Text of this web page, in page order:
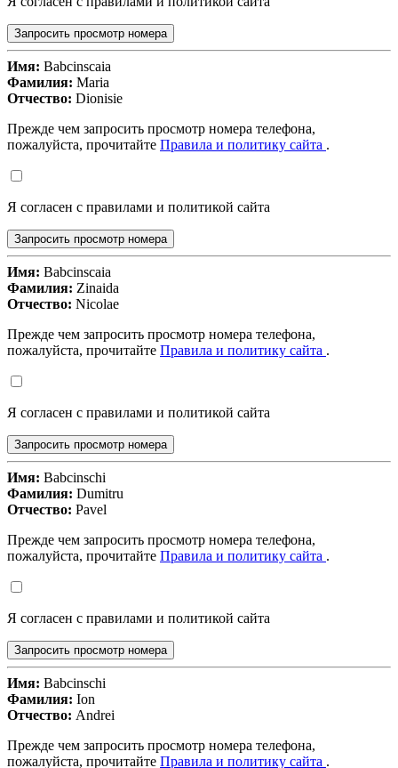
Запросить просмотр номера
Имя: Babcinscaia
Фамилия: Maria
Отчество: Dionisie
Прежде чем запросить просмотр номера телефона,
пожалуйста, прочитайте Правила и политику сайта .
Я согласен с правилами и политикой сайта
Запросить просмотр номера
Имя: Babcinscaia
Фамилия: Zinaida
Отчество: Nicolae
Прежде чем запросить просмотр номера телефона,
пожалуйста, прочитайте Правила и политику сайта .
Я согласен с правилами и политикой сайта
Запросить просмотр номера
Имя: Babcinschi
Фамилия: Dumitru
Отчество: Pavel
Прежде чем запросить просмотр номера телефона,
пожалуйста, прочитайте Правила и политику сайта .
Я согласен с правилами и политикой сайта
Запросить просмотр номера
Имя: Babcinschi
Фамилия: Ion
Отчество: Andrei
Прежде чем запросить просмотр номера телефона,
пожалуйста, прочитайте Правила и политику сайта .